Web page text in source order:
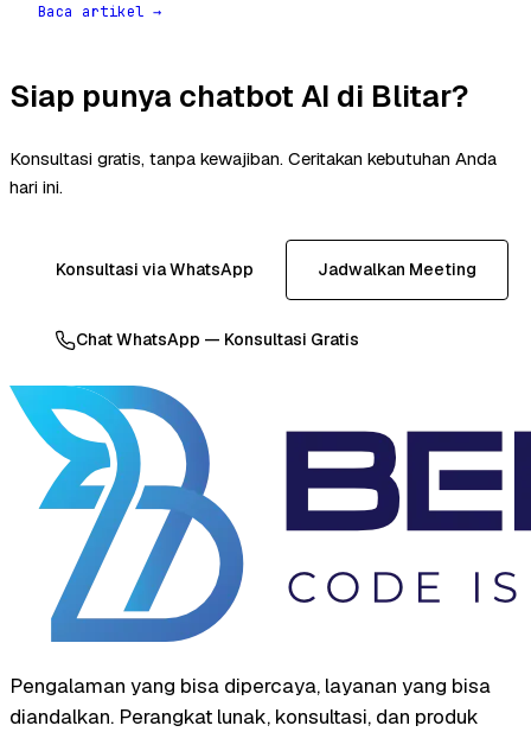
Baca artikel →
Siap punya chatbot AI di Blitar?
Konsultasi gratis, tanpa kewajiban. Ceritakan kebutuhan Anda
hari ini.
Konsultasi via WhatsApp Jadwalkan Meeting
Chat WhatsApp — Konsultasi Gratis
Pengalaman yang bisa dipercaya, layanan yang bisa
diandalkan. Perangkat lunak, konsultasi, dan produk